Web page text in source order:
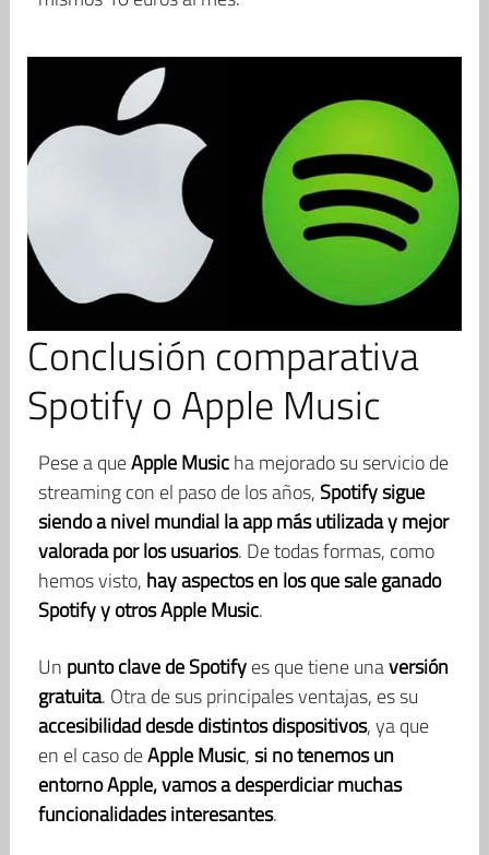
Conclusión comparativa
Spotify o Apple Music
Pese a queApple Musicha mejorado su servicio de
streaming con el paso de los años, Spotify sigue
siendo a nivel mundial la app más utilizada y mejor
valorada por los usuarios. De todas formas, como
hemos visto, hay aspectos en los que sale ganado
Spotify y otros Apple Music.
Un punto clave de Spotifyes que tiene unaversión
gratuita. Otra de sus principales ventajas, es su
accesibilidad desde distintos dispositivos, ya que
en el caso deApple Music,si no tenemos un
entorno Apple, vamos a desperdiciar muchas
funcionalidades interesantes.